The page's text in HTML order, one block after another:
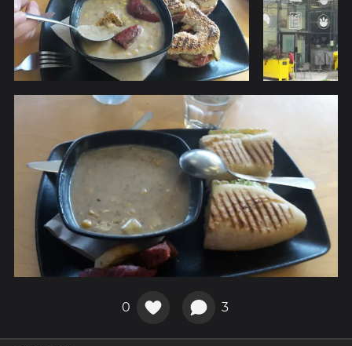
0 3